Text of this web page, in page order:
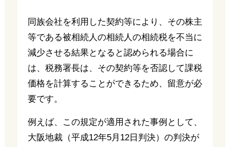
同族会社を利用した契約等により、その株主
等である被相続人の相続人の相続税を不当に
減少させる結果となると認められる場合に
は、税務署長は、その契約等を否認して課税
価格を計算することができるため、留意が必
要です。
例えば、この規定が適用された事例として、
大阪地裁（平成12年5月12日判決）の判決が